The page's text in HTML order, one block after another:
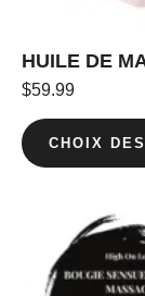
HUILE DE
$59.99
CHOIX